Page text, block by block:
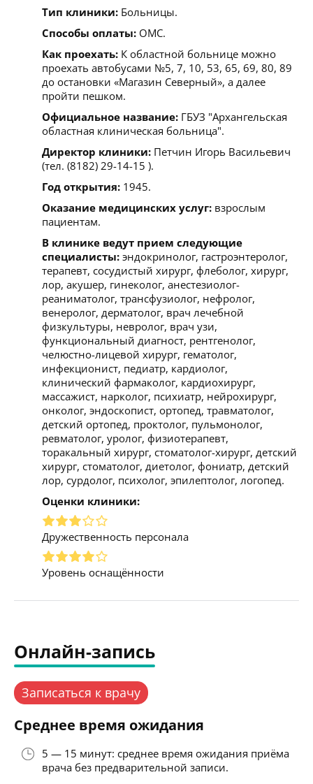
Тип клиники: Больницы.
Способы оплаты: ОМС.
Как проехать: К областной больнице можно
проехать автобусами №5, 7, 10, 53, 65, 69, 80, 89
до остановки «Магазин Северный», а далее
пройти пешком.
Официальное название: ГБУЗ "Архангельская
областная клиническая больница".
Директор клиники: Петчин Игорь Васильевич
(тел. (8182) 29-14-15 ).
Год открытия: 1945.
Оказание медицинских услуг: взрослым
пациентам.
В клинике ведут прием следующие
специалисты: эндокринолог, гастроэнтеролог,
терапевт, сосудистый хирург, флеболог, хирург,
лор, акушер, гинеколог, анестезиолог-
реаниматолог, трансфузиолог, нефролог,
венеролог, дерматолог, врач лечебной
физкультуры, невролог, врач узи,
функциональный диагност, рентгенолог,
челюстно-лицевой хирург, гематолог,
инфекционист, педиатр, кардиолог,
клинический фармаколог, кардиохирург,
массажист, нарколог, психиатр, нейрохирург,
онколог, эндоскопист, ортопед, травматолог,
детский ортопед, проктолог, пульмонолог,
ревматолог, уролог, физиотерапевт,
торакальный хирург, стоматолог-хирург, детский
хирург, стоматолог, диетолог, фониатр, детский
лор, сурдолог, психолог, эпилептолог, логопед.
Оценки клиники:
Дружественность персонала
Уровень оснащённости
Онлайн-запись
Записаться к врачу
Среднее время ожидания
5 — 15 минут: среднее время ожидания приёма
врача без предварительной записи.